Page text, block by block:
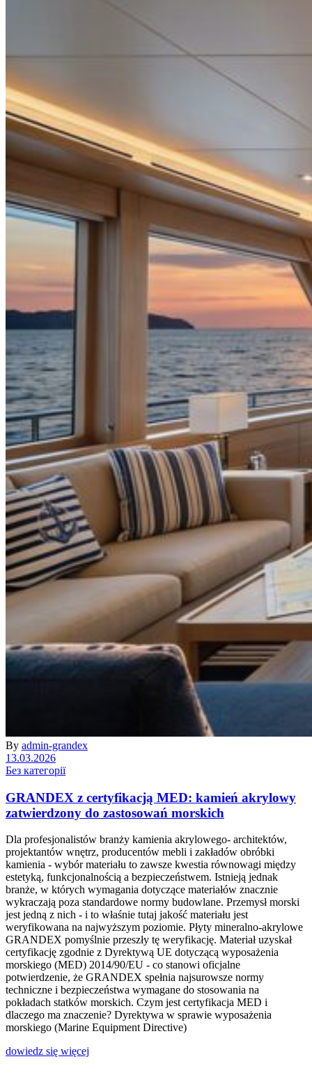
By admin-grandex
13.03.2026
Без категорії
GRANDEX z certyfikacją MED: kamień akrylowy
zatwierdzony do zastosowań morskich
Dla profesjonalistów branży kamienia akrylowego- architektów,
projektantów wnętrz, producentów mebli i zakładów obróbki
kamienia - wybór materiału to zawsze kwestia równowagi między
estetyką, funkcjonalnością a bezpieczeństwem. Istnieją jednak
branże, w których wymagania dotyczące materiałów znacznie
wykraczają poza standardowe normy budowlane. Przemysł morski
jest jedną z nich - i to właśnie tutaj jakość materiału jest
weryfikowana na najwyższym poziomie. Płyty mineralno-akrylowe
GRANDEX pomyślnie przeszły tę weryfikację. Materiał uzyskał
certyfikację zgodnie z Dyrektywą UE dotyczącą wyposażenia
morskiego (MED) 2014/90/EU - co stanowi oficjalne
potwierdzenie, że GRANDEX spełnia najsurowsze normy
techniczne i bezpieczeństwa wymagane do stosowania na
pokładach statków morskich. Czym jest certyfikacja MED i
dlaczego ma znaczenie? Dyrektywa w sprawie wyposażenia
morskiego (Marine Equipment Directive)
dowiedz się więcej